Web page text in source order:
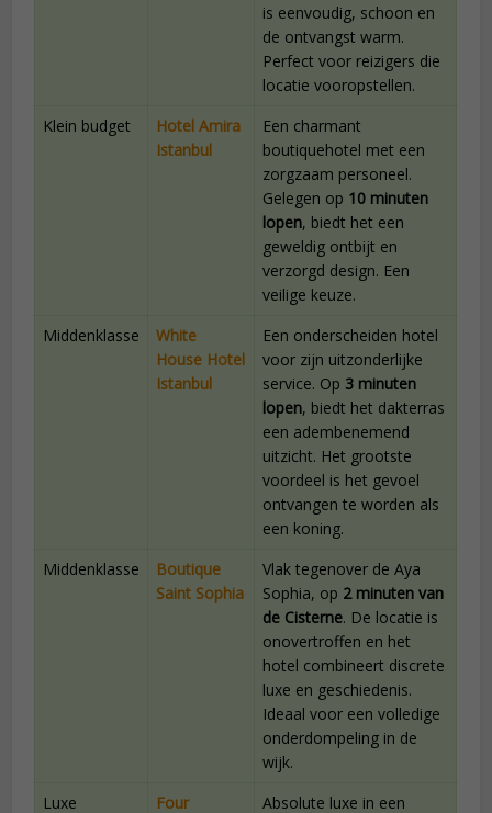
is eenvoudig, schoon en
de ontvangst warm.
Perfect voor reizigers die
locatie vooropstellen.
Klein budget
Hotel Amira
Istanbul
Een charmant
boutiquehotel met een
zorgzaam personeel.
Gelegen op 10 minuten
lopen, biedt het een
geweldig ontbijt en
verzorgd design. Een
veilige keuze.
Middenklasse
White
House Hotel
Istanbul
Een onderscheiden hotel
voor zijn uitzonderlijke
service. Op 3 minuten
lopen, biedt het dakterras
een adembenemend
uitzicht. Het grootste
voordeel is het gevoel
ontvangen te worden als
een koning.
Middenklasse
Boutique
Saint Sophia
Vlak tegenover de Aya
Sophia, op 2 minuten van
de Cisterne. De locatie is
onovertroffen en het
hotel combineert discrete
luxe en geschiedenis.
Ideaal voor een volledige
onderdompeling in de
wijk.
Luxe
Four Absolute luxe in een